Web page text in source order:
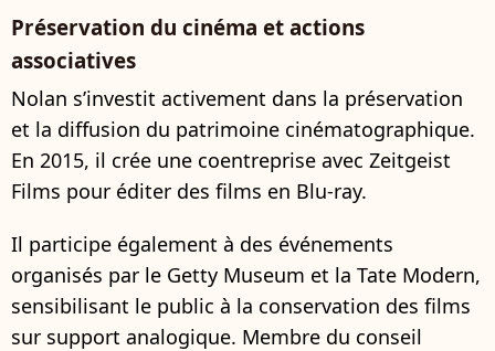
Préservation du cinéma et actions
associatives
Nolan s’investit activement dans la préservation
et la diffusion du patrimoine cinématographique.
En 2015, il crée une coentreprise avec Zeitgeist
Films pour éditer des films en Blu-ray.
Il participe également à des événements
organisés par le Getty Museum et la Tate Modern,
sensibilisant le public à la conservation des films
sur support analogique. Membre du conseil